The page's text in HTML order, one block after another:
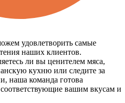
удовлетворить самые
наших клиентов.
ли вы ценителем мяса,
кухню или следите за
наша команда готова
вашим вкусам и